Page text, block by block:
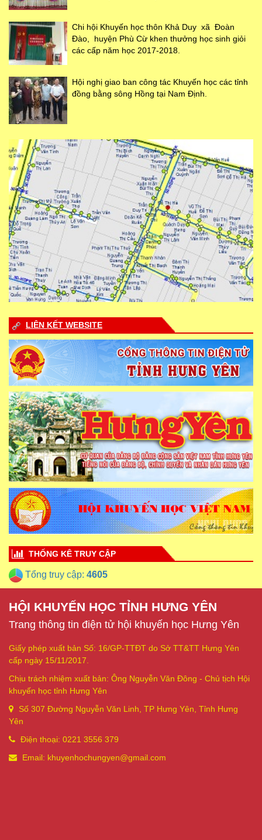
Chi hội Khuyến học thôn Khả Duy xã Đoàn
Đào, huyện Phù Cừ khen thưởng học sinh giỏi
các cấp năm học 2017-2018.
Hội nghị giao ban công tác Khuyến học các tỉnh
đồng bằng sông Hồng tại Nam Định.
LIÊN KẾT WEBSITE
THỐNG KÊ TRUY CẬP
Tổng truy cập: 4605
HỘI KHUYẾN HỌC TỈNH HƯNG YÊN
Trang thông tin điện tử hội khuyến học Hưng Yên
Giấy phép xuất bản Số: 16/GP-TTĐT do Sở TT&TT Hưng Yên
cấp ngày 15/11/2017.
Chịu trách nhiệm xuất bản: Ông Nguyễn Văn Đông - Chủ tịch Hội
khuyến học tỉnh Hưng Yên
Số 307 Đường Nguyễn Văn Linh, TP Hưng Yên, Tỉnh Hưng
Yên
Điện thoại: 0221 3556 379
Email: khuyenhochungyen@gmail.com